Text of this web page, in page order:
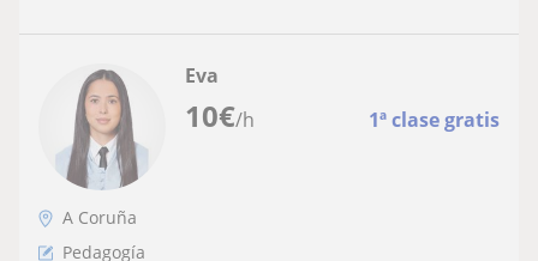
10€/h 1ª clase gratis
Eva
A Coruña
Pedagogía